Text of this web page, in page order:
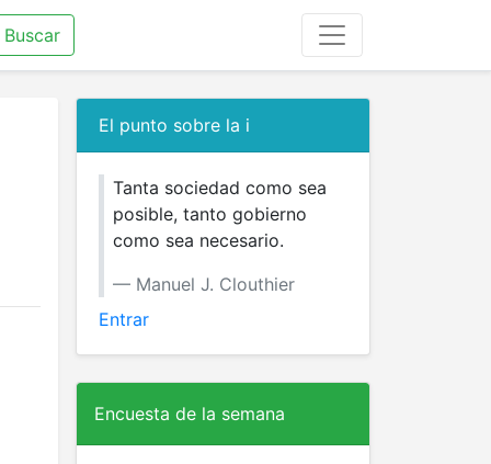
Buscar
El punto sobre la i
Tanta sociedad como sea
posible, tanto gobierno
como sea necesario.
Manuel J. Clouthier
Entrar
Encuesta de la semana